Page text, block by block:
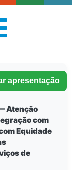
apresentação
Atenção
com
Equidade
de